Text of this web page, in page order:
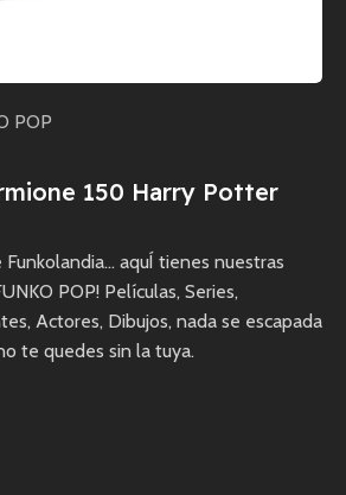
POP
150 Harry Potter
aquÍ tienes nuestras
POP! Películas, Series,
Actores, Dibujos, nada se escapada
te quedes sin la tuya.